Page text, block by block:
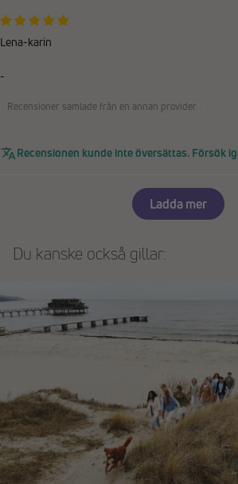
Lena-karin
-
Recensioner samlade från en annan provider
Recensionen kunde inte översättas. Försök
Ladda mer
Du kanske också gillar: